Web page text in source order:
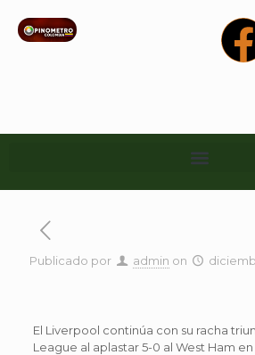
Publicado por admin on
El Liverpool continúa con su racha
League al aplastar 5-0 al West Ham